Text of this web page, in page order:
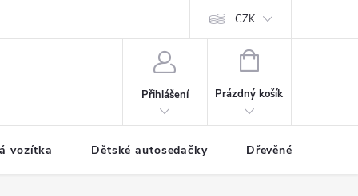
CZK
Přihlášení
NÁKUPNÍ
Prázdný košík
vozítka Dětské autosedačky Dřevěné hračky